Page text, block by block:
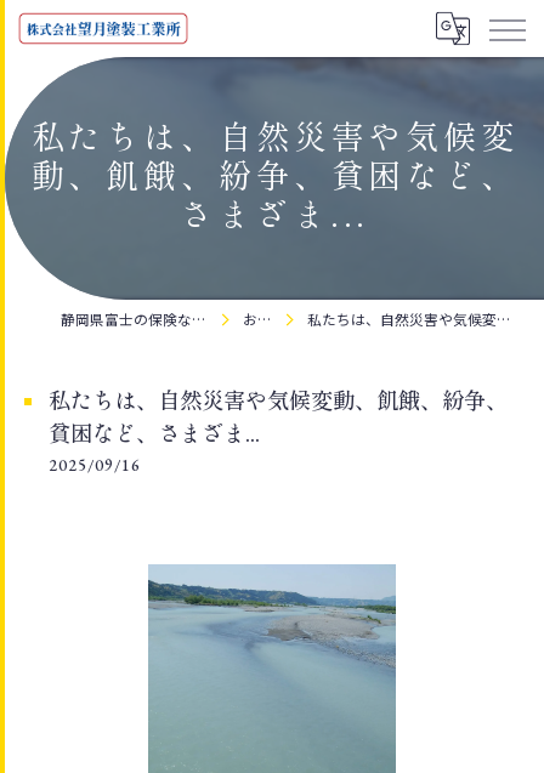
私たちは、自然災害や気候変
動、飢餓、紛争、貧困など、
さまざま...
静岡県富士の保険なら株式会社望月塗装工業所 お知らせ 私たちは、自然災害や気候変動、飢餓、紛争、貧困など、さまざま...
私たちは、自然災害や気候変動、飢餓、紛争、
貧困など、さまざま...
2025/09/16